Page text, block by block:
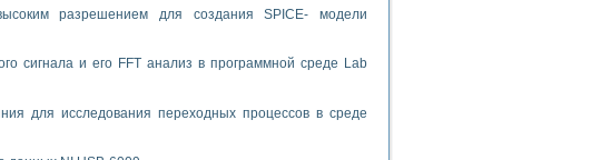
МИРЭА
насыщенной среде
МИРЭА
связи и информатики
разрешением для создания SPICE- модели
сигнала и его FFT анализ в программной среде Lab
для исследования переходных процессов в среде